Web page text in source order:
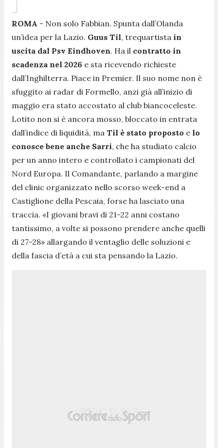
ROMA - Non solo Fabbian. Spunta dall’Olanda
un’idea per la Lazio. Guus Til, trequartista in
uscita dal Psv Eindhoven. Ha il contratto in
scadenza nel 2026 e sta ricevendo richieste
dall’Inghilterra. Piace in Premier. Il suo nome non è
sfuggito ai radar di Formello, anzi già all’inizio di
maggio era stato accostato al club biancoceleste.
Lotito non si è ancora mosso, bloccato in entrata
dall’indice di liquidità, ma Til è stato proposto e lo
conosce bene anche Sarri, che ha studiato calcio
per un anno intero e controllato i campionati del
Nord Europa. Il Comandante, parlando a margine
del clinic organizzato nello scorso week-end a
Castiglione della Pescaia, forse ha lasciato una
traccia. «I giovani bravi di 21-22 anni costano
tantissimo, a volte si possono prendere anche quelli
di 27-28» allargando il ventaglio delle soluzioni e
della fascia d’età a cui sta pensando la Lazio.